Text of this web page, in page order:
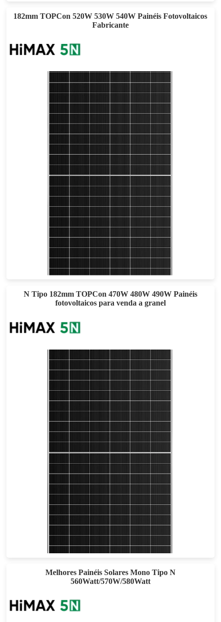
182mm TOPCon 520W 530W 540W Painéis Fotovoltaicos
Fabricante
510-540W
Garantia de energia de 30 anos
N Tipo 182mm TOPCon 470W 480W 490W Painéis
fotovoltaicos para venda a granel
465-495W
Garantia de energia de 30 anos
Melhores Painéis Solares Mono Tipo N
560Watt/570W/580Watt